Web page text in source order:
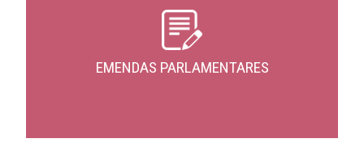
EMENDAS PARLAMENTARES